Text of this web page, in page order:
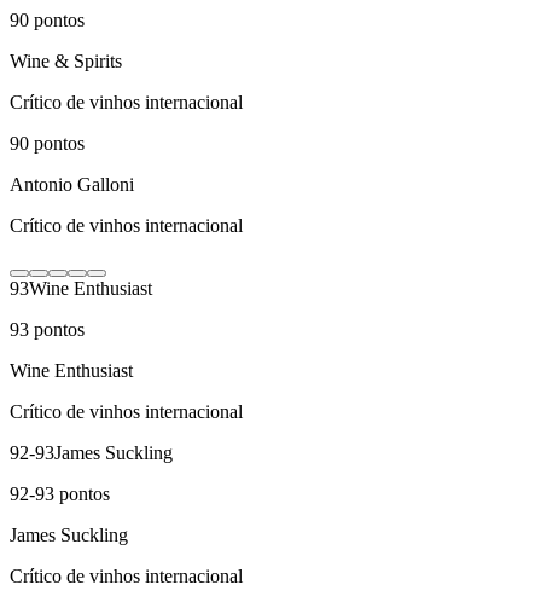
90 pontos
Wine & Spirits
Crítico de vinhos internacional
90 pontos
Antonio Galloni
Crítico de vinhos internacional
93Wine Enthusiast
93 pontos
Wine Enthusiast
Crítico de vinhos internacional
92-93James Suckling
92-93 pontos
James Suckling
Crítico de vinhos internacional